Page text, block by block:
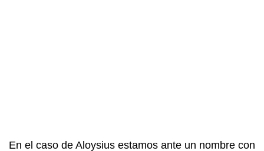
En el caso de Aloysius estamos ante un nombre con